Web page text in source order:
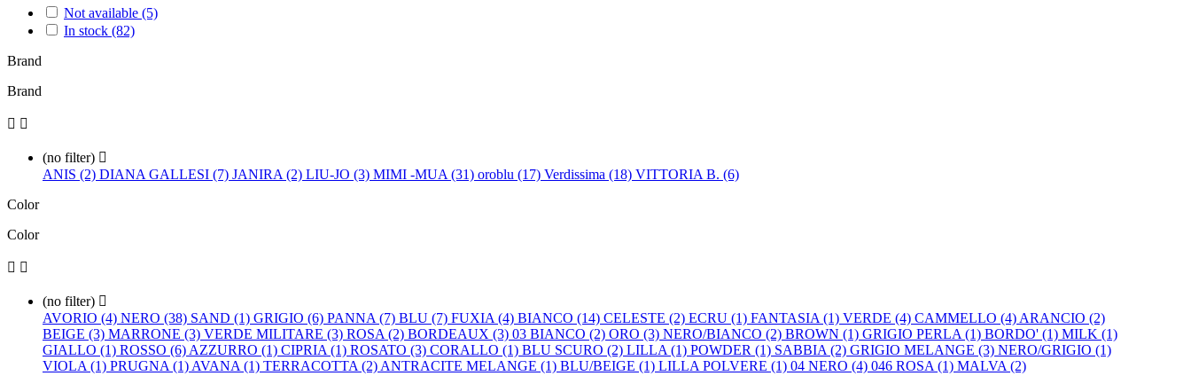
Not available (5)
In stock (82)
Brand
Brand
 
(no filter) 
ANIS (2) DIANA GALLESI (7) JANIRA (2) LIU-JO (3) MIMI -MUA (31) oroblu (17) Verdissima (18) VITTORIA B. (6)
Color
Color
 
(no filter) 
AVORIO (4) NERO (38) SAND (1) GRIGIO (6) PANNA (7) BLU (7) FUXIA (4) BIANCO (14) CELESTE (2) ECRU (1) FANTASIA (1) VERDE (4) CAMMELLO (4) ARANCIO (2)
BEIGE (3) MARRONE (3) VERDE MILITARE (3) ROSA (2) BORDEAUX (3) 03 BIANCO (2) ORO (3) NERO/BIANCO (2) BROWN (1) GRIGIO PERLA (1) BORDO' (1) MILK (1)
GIALLO (1) ROSSO (6) AZZURRO (1) CIPRIA (1) ROSATO (3) CORALLO (1) BLU SCURO (2) LILLA (1) POWDER (1) SABBIA (2) GRIGIO MELANGE (3) NERO/GRIGIO (1)
VIOLA (1) PRUGNA (1) AVANA (1) TERRACOTTA (2) ANTRACITE MELANGE (1) BLU/BEIGE (1) LILLA POLVERE (1) 04 NERO (4) 046 ROSA (1) MALVA (2)